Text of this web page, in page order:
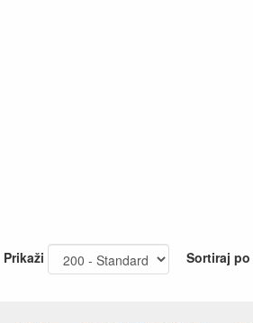
Prikaži Sortiraj po